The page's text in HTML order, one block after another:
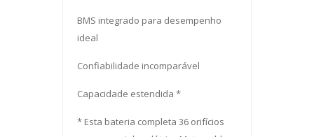
BMS integrado para desempenho
ideal
Confiabilidade incomparável
Capacidade estendida *
* Esta bateria completa 36 orifícios